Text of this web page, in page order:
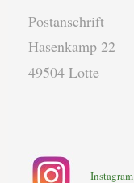
Postanschrift
Hasenkamp 22
49504 Lotte
Instagram